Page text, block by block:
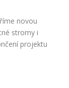
novou
stromy i
projektu